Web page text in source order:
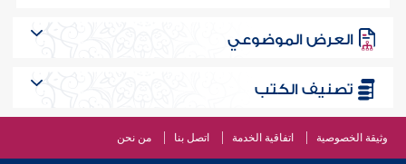
العرض الموضوعي
تصنيف الكتب
وثيقة الخصوصية اتفاقية الخدمة اتصل بنا من نحن